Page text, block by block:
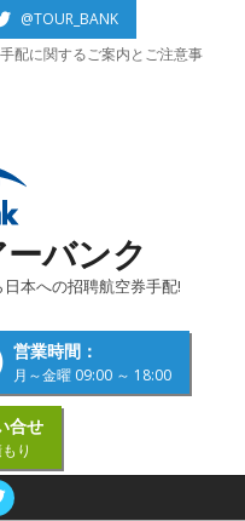
@TOUR_BANK
手配に関するご案内とご注意事
バンク
本への招聘航空券手配!
営業時間：
月～金曜 09:00 ～ 18:00
合せ
り